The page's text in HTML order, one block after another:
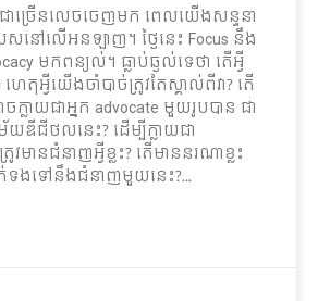
ជា​ច្រើន​លេចចេញ​មក ពេល​យើង​សន្ទនា​
េស​នៅ​លើ​អន​ឡាញ។ ថ្ងៃនេះ​ Focus នឹង​
មក​ពន្យល់។ ធ្លាប់​ឆ្ងល់​ទេ​ថា តើ​អ្វី
េតុអ្វី​យើង​ចាំបាច់​ត្រូវតែ​ស្គាល់​ពី​វា? តើ​
ច​ក្លាយ​ជា​អ្នក advocate មួយ​រូប​បាន ជា
ជីថល​នេះ? ដើម្បី​ក្លាយ​ជា
វ​មាន​ជំនាញ​អ្វីខ្លះ? តើ​មាន​នរណា​ខ្លះ​
ាក់ទង​ទៅ​នឹង​ជំនាញ​មួយ​នេះ?